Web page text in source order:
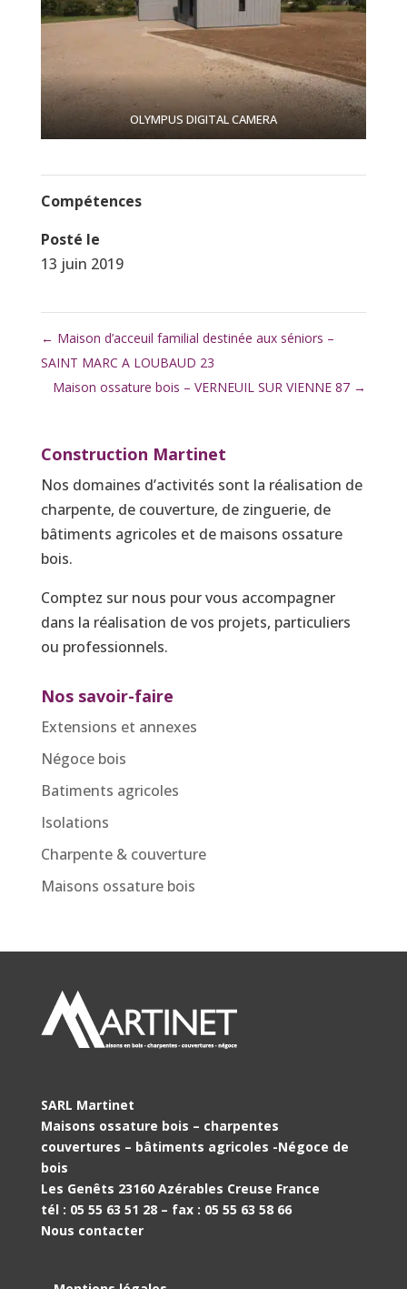
OLYMPUS DIGITAL CAMERA
Compétences
Posté le
13 juin 2019
← Maison d’acceuil familial destinée aux séniors –
SAINT MARC A LOUBAUD 23
Maison ossature bois – VERNEUIL SUR VIENNE 87 →
Construction Martinet
Nos domaines d’activités sont la réalisation de
charpente, de couverture, de zinguerie, de
bâtiments agricoles et de maisons ossature
bois.
Comptez sur nous pour vous accompagner
dans la réalisation de vos projets, particuliers
ou professionnels.
Nos savoir-faire
Extensions et annexes
Négoce bois
Batiments agricoles
Isolations
Charpente & couverture
Maisons ossature bois
SARL Martinet
Maisons ossature bois – charpentes
couvertures – bâtiments agricoles -Négoce de
bois
Les Genêts 23160 Azérables Creuse France
tél : 05 55 63 51 28 – fax : 05 55 63 58 66
Nous contacter